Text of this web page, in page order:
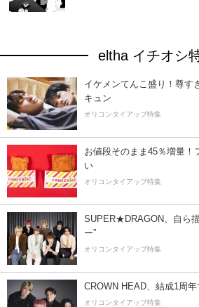
eltha イチオシ
イケメンてんこ盛り！尊す
キュン
オリコンタイアップ特集
お値段そのまま45％増量！
い
オリコンタイアップ特集
SUPER★DRAGON、自ら
ー”
オリコンタイアップ特集
CROWN HEAD、結成1周年
オリコンタイアップ特集